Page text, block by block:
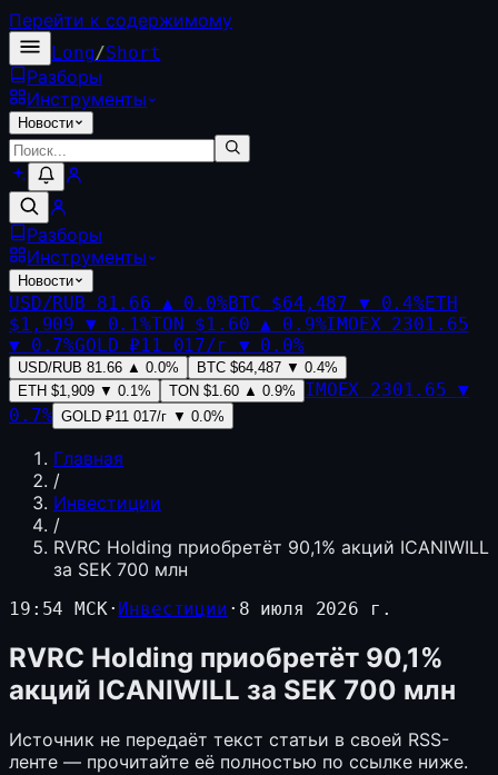
Перейти к содержимому
Long/Short
Разборы
Инструменты
Новости
Разборы
Инструменты
Новости
USD/RUB 81.66 ▲ 0.0%BTC $64,487 ▼ 0.4%ETH
$1,909 ▼ 0.1%TON $1.60 ▲ 0.9%IMOEX 2301.65
▼ 0.7%GOLD ₽11 017/г ▼ 0.0%
USD/RUB 81.66 ▲ 0.0% BTC $64,487 ▼ 0.4%
ETH $1,909 ▼ 0.1% TON $1.60 ▲ 0.9% IMOEX 2301.65 ▼
0.7% GOLD ₽11 017/г ▼ 0.0%
Главная
/
Инвестиции
/
RVRC Holding приобретёт 90,1% акций ICANIWILL
за SEK 700 млн
19:54 МСК· Инвестиции · 8 июля 2026 г.
RVRC Holding приобретёт 90,1%
акций ICANIWILL за SEK 700 млн
Источник не передаёт текст статьи в своей RSS-
ленте — прочитайте её полностью по ссылке ниже.